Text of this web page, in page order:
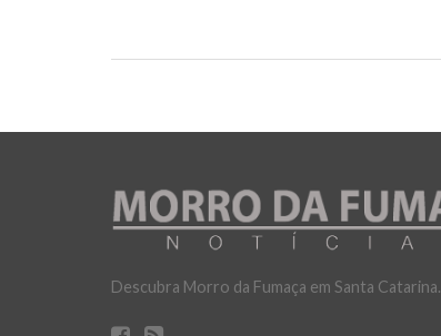
Descubra Morro da Fumaça em Santa Catarina.